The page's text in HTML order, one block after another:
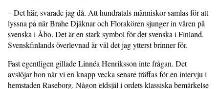
– Det här, svarade jag då. Att hundratals människor samlas för att
lyssna på när Brahe Djäknar och Florakören sjunger in våren på
svenska i Åbo. Det är en stark symbol för det svenska i Finland.
Svenskfinlands överlevnad är väl det jag ytterst brinner för.
Fast egentligen gillade Linnéa Henriksson inte frågan. Det
avslöjar hon när vi en knapp vecka senare träffas för en intervju i
hemstaden Raseborg. Någon eldsjäl i ordets klassiska bemärkelse